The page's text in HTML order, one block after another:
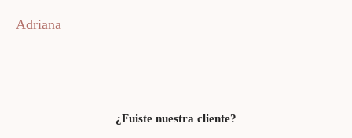
Adriana
¿Fuiste nuestra cliente?